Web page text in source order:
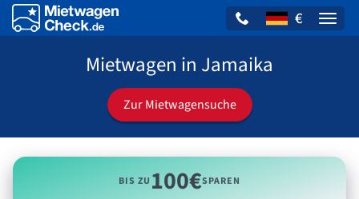
€
Mietwagen in Jamaika
Zur Mietwagensuche
BIS ZU100€SPAREN